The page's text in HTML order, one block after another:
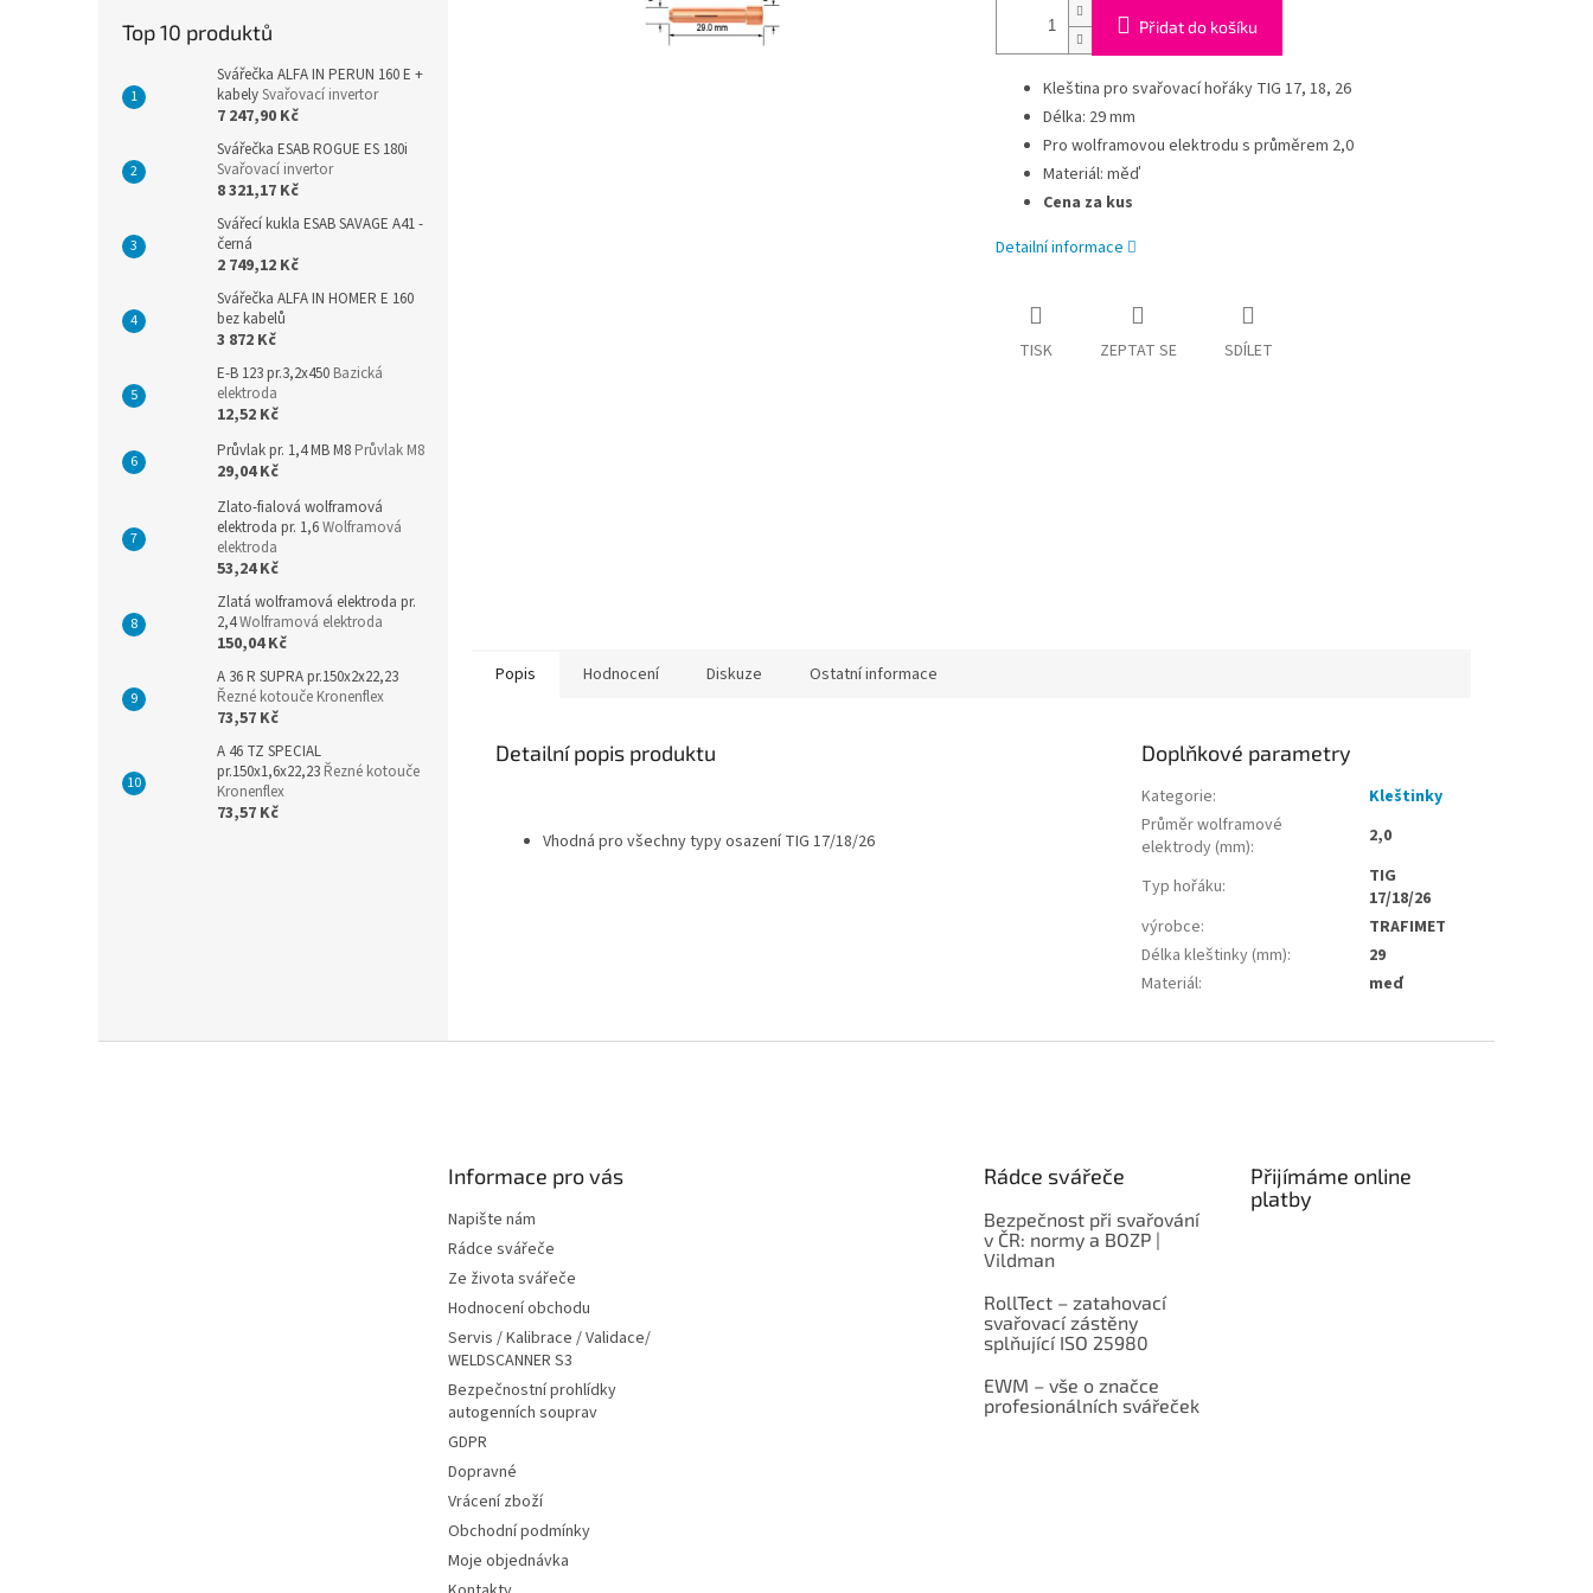
Top 10 produktů
Svářečka ALFA IN PERUN 160 E +
kabelySvařovací invertor
7 247,90 Kč
Svářečka ESAB ROGUE ES 180i
Svařovací invertor
8 321,17 Kč
Svářecí kukla ESAB SAVAGE A41 -
černá
2 749,12 Kč
Svářečka ALFA IN HOMER E 160
bez kabelů
3 872 Kč
E-B 123 pr.3,2x450 Bazická
elektroda
12,52 Kč
Průvlak pr. 1,4 MB M8 Průvlak M8
29,04 Kč
Zlato-fialová wolframová
elektroda pr. 1,6Wolframová
elektroda
53,24 Kč
Zlatá wolframová elektroda pr.
2,4Wolframová elektroda
150,04 Kč
A 36 R SUPRA pr.150x2x22,23
Řezné kotouče Kronenflex
73,57 Kč
A 46 TZ SPECIAL
pr.150x1,6x22,23 Řezné kotouče
Kronenflex
73,57 Kč
Přidat do košíku
Kleština pro svařovací hořáky TIG 17, 18, 26
Délka: 29 mm
Pro wolframovou elektrodu s průměrem 2,0
Materiál: měď
Cena za kus
Detailní informace
TISK ZEPTAT SE SDÍLET
Popis Hodnocení Diskuze Ostatní informace
Detailní popis produktu
Vhodná pro všechny typy osazení TIG 17/18/26
Doplňkové parametry
Kategorie:
Kleštinky
Průměr wolframové
elektrody (mm): 2,0
Typ hořáku:
TIG
17/18/26
výrobce:
TRAFIMET
Délka kleštinky (mm):
29
Materiál: meď
Informace pro vás
Napište nám
Rádce svářeče
Ze života svářeče
Hodnocení obchodu
Servis / Kalibrace / Validace/
WELDSCANNER S3
Bezpečnostní prohlídky
autogenních souprav
GDPR
Dopravné
Vrácení zboží
Obchodní podmínky
Moje objednávka
Rádce svářeče
Bezpečnost při svařování
v ČR: normy a BOZP |
Vildman
RollTect – zatahovací
svařovací zástěny
splňující ISO 25980
EWM – vše o značce
profesionálních svářeček
Přijímáme online
platby